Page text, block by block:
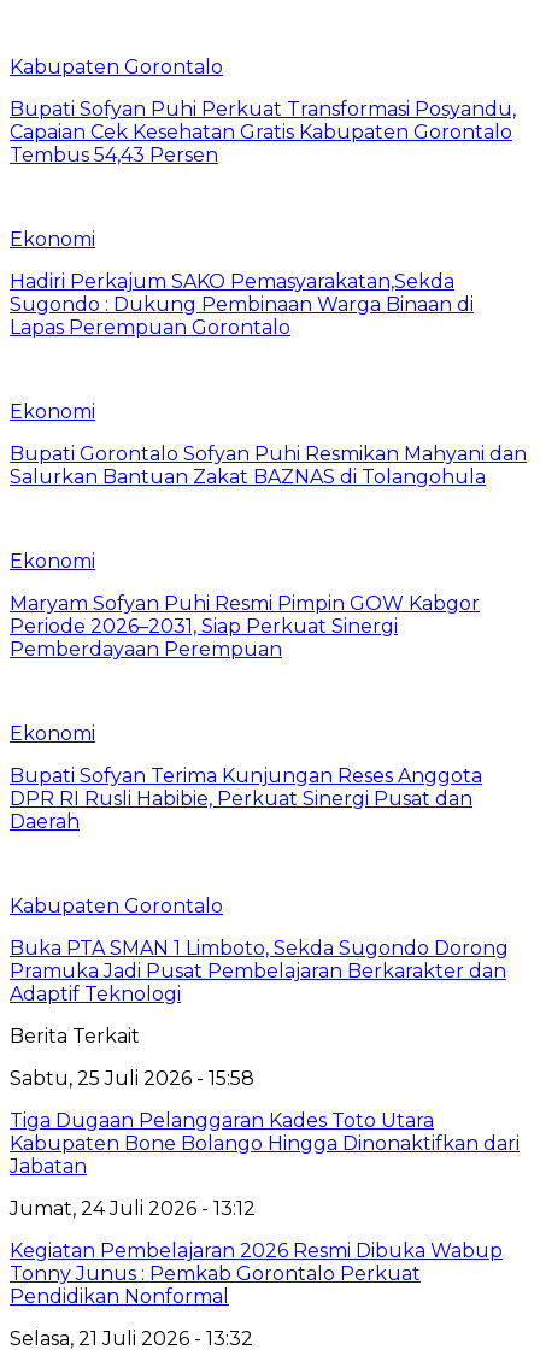
Kabupaten Gorontalo
Bupati Sofyan Puhi Perkuat Transformasi Posyandu,
Capaian Cek Kesehatan Gratis Kabupaten Gorontalo
Tembus 54,43 Persen
Ekonomi
Hadiri Perkajum SAKO Pemasyarakatan,Sekda
Sugondo : Dukung Pembinaan Warga Binaan di
Lapas Perempuan Gorontalo
Ekonomi
Bupati Gorontalo Sofyan Puhi Resmikan Mahyani dan
Salurkan Bantuan Zakat BAZNAS di Tolangohula
Ekonomi
Maryam Sofyan Puhi Resmi Pimpin GOW Kabgor
Periode 2026–2031, Siap Perkuat Sinergi
Pemberdayaan Perempuan
Ekonomi
Bupati Sofyan Terima Kunjungan Reses Anggota
DPR RI Rusli Habibie, Perkuat Sinergi Pusat dan
Daerah
Kabupaten Gorontalo
Buka PTA SMAN 1 Limboto, Sekda Sugondo Dorong
Pramuka Jadi Pusat Pembelajaran Berkarakter dan
Adaptif Teknologi
Berita Terkait
Sabtu, 25 Juli 2026 - 15:58
Tiga Dugaan Pelanggaran Kades Toto Utara
Kabupaten Bone Bolango Hingga Dinonaktifkan dari
Jabatan
Jumat, 24 Juli 2026 - 13:12
Kegiatan Pembelajaran 2026 Resmi Dibuka Wabup
Tonny Junus : Pemkab Gorontalo Perkuat
Pendidikan Nonformal
Selasa, 21 Juli 2026 - 13:32